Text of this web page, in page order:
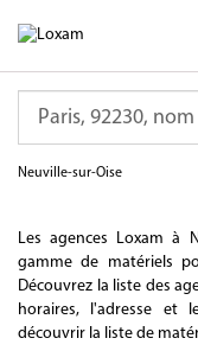
Neuville-sur-Oise
Les agences Loxam à
gamme de matériels
Découvrez la liste des
horaires, l'adresse et
découvrir la liste de